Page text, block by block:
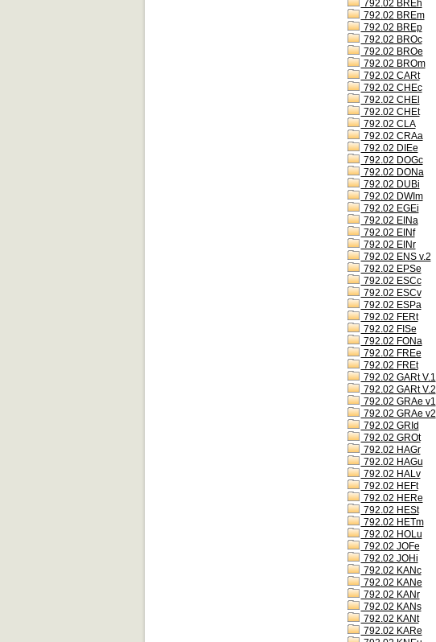
792.02 BREh
792.02 BREm
792.02 BREp
792.02 BROc
792.02 BROe
792.02 BROm
792.02 CARt
792.02 CHEc
792.02 CHEl
792.02 CHEt
792.02 CLA
792.02 CRAa
792.02 DIEe
792.02 DOGc
792.02 DONa
792.02 DUBi
792.02 DWIm
792.02 EGEi
792.02 EINa
792.02 EINf
792.02 EINr
792.02 ENS v.2
792.02 EPSe
792.02 ESCc
792.02 ESCv
792.02 ESPa
792.02 FERt
792.02 FISe
792.02 FONa
792.02 FREe
792.02 FREt
792.02 GARt V.1
792.02 GARt V.2
792.02 GRAe v1
792.02 GRAe v2
792.02 GRId
792.02 GROt
792.02 HAGr
792.02 HAGu
792.02 HALv
792.02 HEFt
792.02 HERe
792.02 HESt
792.02 HETm
792.02 HOLu
792.02 JOFe
792.02 JOHi
792.02 KANc
792.02 KANe
792.02 KANr
792.02 KANs
792.02 KANt
792.02 KARe